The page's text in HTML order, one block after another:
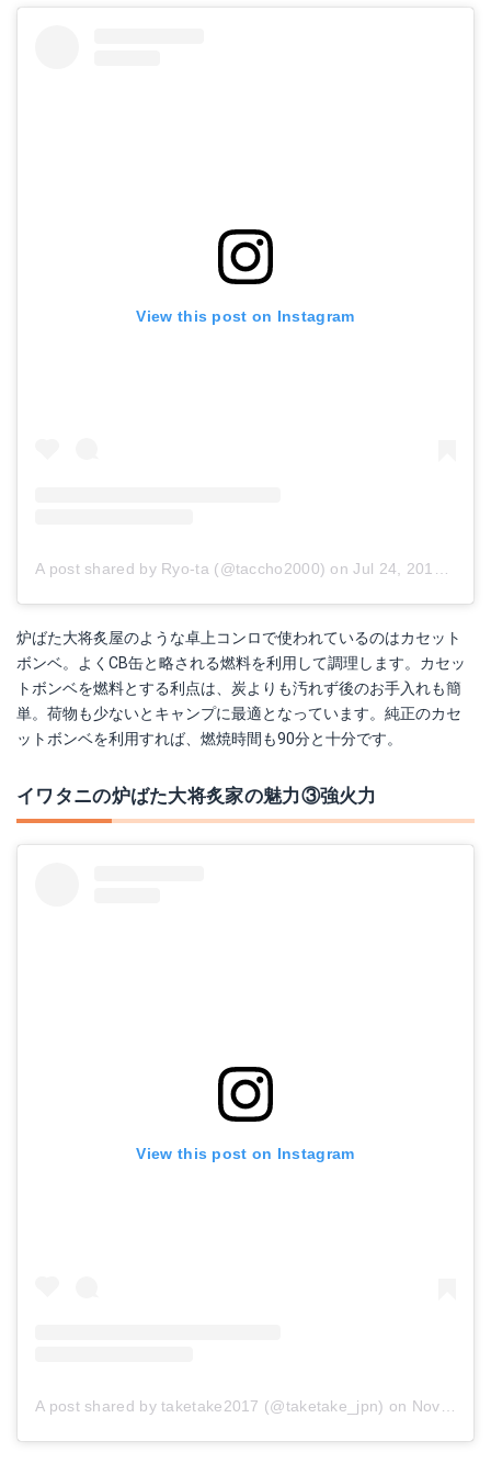
View this post on Instagram
A post shared by Ryo-ta (@taccho2000) onJul 24, 2017 at 7:16am PDT
炉ばた大将炙屋のような卓上コンロで使われているのはカセット
ボンベ。よくCB缶と略される燃料を利用して調理します。カセッ
トボンベを燃料とする利点は、炭よりも汚れず後のお手入れも簡
単。荷物も少ないとキャンプに最適となっています。純正のカセ
ットボンベを利用すれば、燃焼時間も90分と十分です。
イワタニの炉ばた大将炙家の魅力③強火力
View this post on Instagram
A post shared by taketake2017 (@taketake_jpn) on Nov 21, 2017 at 12:23pm PST